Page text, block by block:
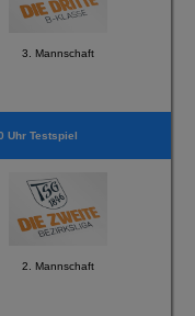
3. Mannschaft
Uhr Testspiel
2. Mannschaft